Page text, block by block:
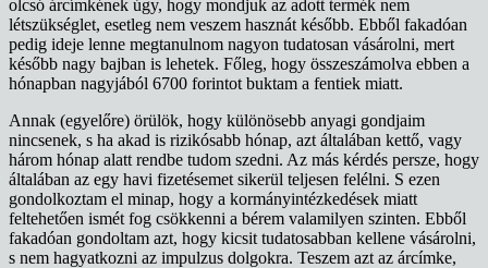
olcsó árcímkének úgy, hogy mondjuk az adott termék nem
létszükséglet, esetleg nem veszem hasznát később. Ebből fakadóan
pedig ideje lenne megtanulnom nagyon tudatosan vásárolni, mert
később nagy bajban is lehetek. Főleg, hogy összeszámolva ebben a
hónapban nagyjából 6700 forintot buktam a fentiek miatt.
Annak (egyelőre) örülök, hogy különösebb anyagi gondjaim
nincsenek, s ha akad is rizikósabb hónap, azt általában kettő, vagy
három hónap alatt rendbe tudom szedni. Az más kérdés persze, hogy
általában az egy havi fizetésemet sikerül teljesen felélni. S ezen
gondolkoztam el minap, hogy a kormányintézkedések miatt
feltehetően ismét fog csökkenni a bérem valamilyen szinten. Ebből
fakadóan gondoltam azt, hogy kicsit tudatosabban kellene vásárolni,
s nem hagyatkozni az impulzus dolgokra. Teszem azt az árcímke,